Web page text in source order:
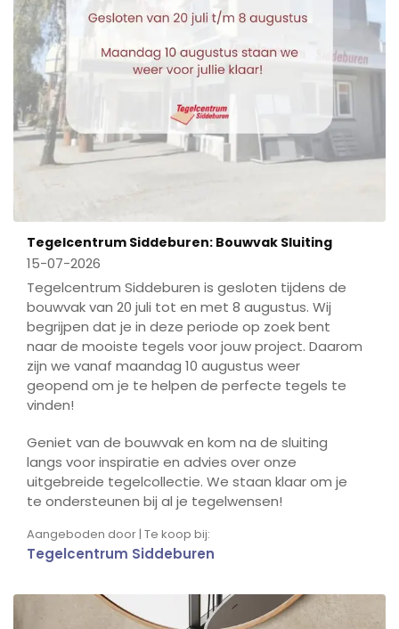
Tegelcentrum Siddeburen: Bouwvak Sluiting
15-07-2026
Tegelcentrum Siddeburen is gesloten tijdens de
bouwvak van 20 juli tot en met 8 augustus. Wij
begrijpen dat je in deze periode op zoek bent
naar de mooiste tegels voor jouw project. Daarom
zijn we vanaf maandag 10 augustus weer
geopend om je te helpen de perfecte tegels te
vinden!
Geniet van de bouwvak en kom na de sluiting
langs voor inspiratie en advies over onze
uitgebreide tegelcollectie. We staan klaar om je
te ondersteunen bij al je tegelwensen!
Aangeboden door | Te koop bij:
Tegelcentrum Siddeburen